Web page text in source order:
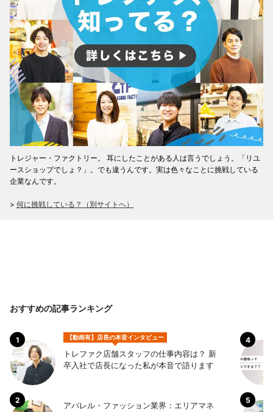
トレジャー・ファクトリー。 耳にしたことがある人は言うでしょう。「リユ
ースショップでしょ？」。でも違うんです。実は色々なことに挑戦している
企業なんです。
> 何に挑戦している？（別サイトへ）
おすすめの記事ランキング
【動画有】店長の本音インタビュー
トレファク店舗スタッフの仕事内容は？ 新
卒入社で店長になった私が本音で語ります
アパレル・ファッション業界：エリアマネ